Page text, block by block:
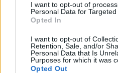
I want to opt-out of
Personal Data for Targeted
Opted In
I want to opt-out of
Retention, Sale, and/or
Personal Data that Is
Purposes for which it was
Opted Out
Kult św.
W Kościele katolickim
poświęcony św.